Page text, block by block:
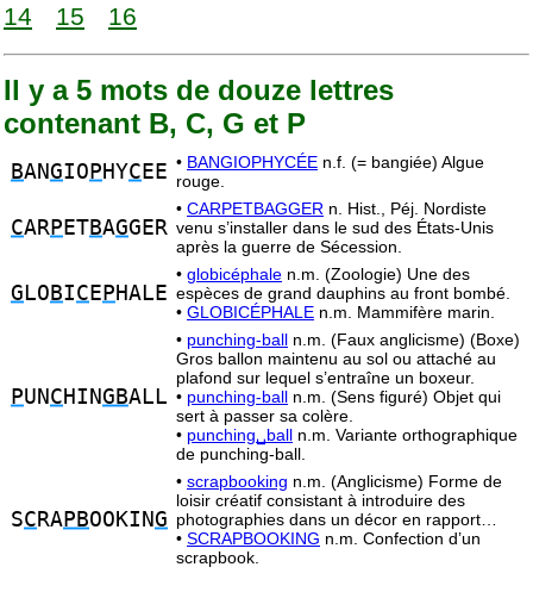
14
15 16
Il y a 5 mots de douze lettres
contenant B, C, G et P
BANGIO P HYC EE • BANGIOPHYCÉE n.f. (= bangiée) Algue
rouge.
CARP ETBAGGER
• CARPETBAGGER n. Hist., Péj. Nordiste
venu s’installer dans le sud des États-Unis
après la guerre de Sécession.
G LO BIC E P HALE
• globicéphale n.m. (Zoologie) Une des
espèces de grand dauphins au front bombé.
• GLOBICÉPHALE n.m. Mammifère marin.
PUN C HINGBALL
• punching-ball n.m. (Faux anglicisme) (Boxe)
Gros ballon maintenu au sol ou attaché au
plafond sur lequel s’entraîne un boxeur.
• punching-ball n.m. (Sens figuré) Objet qui
sert à passer sa colère.
• punching␣ball n.m. Variante orthographique
de punching-ball.
SC RAPBOOKING
• scrapbooking n.m. (Anglicisme) Forme de
loisir créatif consistant à introduire des
photographies dans un décor en rapport…
• SCRAPBOOKING n.m. Confection d’un
scrapbook.